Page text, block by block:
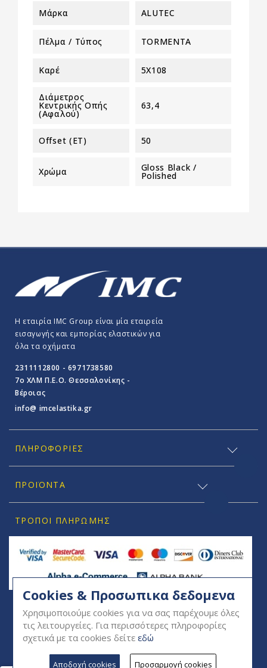
Μάρκα ALUTEC
Πέλμα / Τύπος TORMENTA
Καρέ 5X108
Διάμετρος
Κεντρικής Οπής
(αφαλού)
63,4
Offset (ET) 50
Χρώμα Gloss Black /
Polished
Η εταιρία IMC Group είναι μία εταιρεία
εισαγωγής και εμπορίας ελαστικών για
όλα τα οχήματα
2311112800 - 6971738580
7o ΧΛΜ Π.E.O. Θεσσαλονίκης -
Βέροιας
info@ imcelastika.gr
ΠΛΗΡΟΦΟΡΊΕΣ
ΠΡΟΪΟΝΤΑ
ΤΡΌΠΟΙ ΠΛΗΡΩΜΉΣ
SOCIAL
Cookies & Προσωπικα δεδομενα
Χρησιμοποιούμε cookies για να σας παρέχουμε όλες
τις λειτουργείες. Για περισσότερες πληροφορίες
σχετικά με τα cookies δείτε εδώ
Αποδοχή cookies Προσαρμογή cookies